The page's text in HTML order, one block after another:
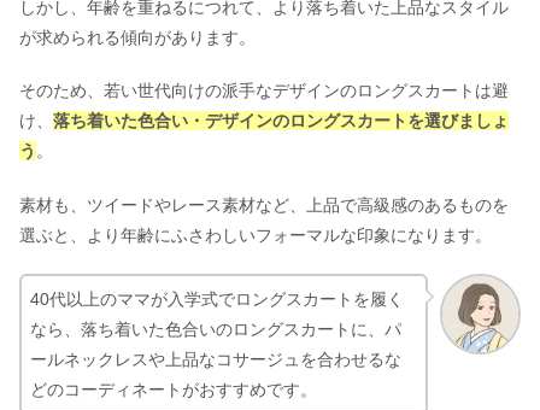
しかし、年齢を重ねるにつれて、より落ち着いた上品なスタイル
が求められる傾向があります。
そのため、若い世代向けの派手なデザインのロングスカートは避
け、 落ち着いた色合い・デザインのロングスカートを選びましょ
う 。
素材も、ツイードやレース素材など、上品で高級感のあるものを
選ぶと、より年齢にふさわしいフォーマルな印象になります。
40代以上のママが入学式でロングスカートを履く
なら、落ち着いた色合いのロングスカートに、パ
ールネックレスや上品なコサージュを合わせるな
どのコーディネートがおすすめです。